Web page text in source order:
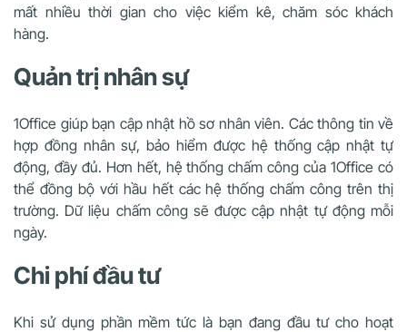
mất nhiều thời gian cho việc kiểm kê, chăm sóc khách
hàng.
Quản trị nhân sự
1Office giúp bạn cập nhật hồ sơ nhân viên. Các thông tin về
hợp đồng nhân sự, bảo hiểm được hệ thống cập nhật tự
động, đầy đủ. Hơn hết, hệ thống chấm công của 1Office có
thể đồng bộ với hầu hết các hệ thống chấm công trên thị
trường. Dữ liệu chấm công sẽ được cập nhật tự động mỗi
ngày.
Chi phí đầu tư
Khi sử dụng phần mềm tức là bạn đang đầu tư cho hoạt